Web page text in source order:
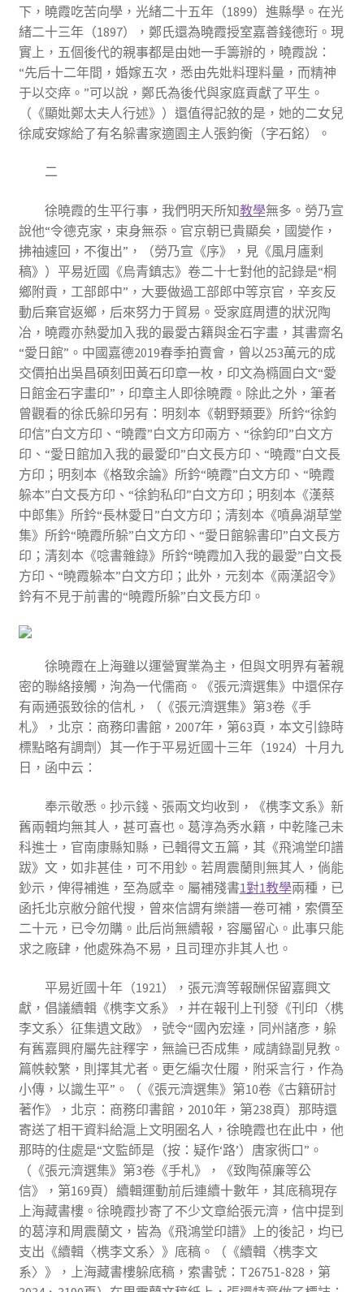
下，曉霞吃苦向學，光緒二十五年（1899）進縣學。在光
緒二十三年（1897），鄭氏還為曉霞授室嘉善錢德珩。現
實上，五個後代的親事都是由她一手籌辦的，曉霞說：
“先后十二年間，婚嫁五次，悉由先妣料理料量，而精神
于以交瘁。”可以說，鄭氏為後代與家庭貢獻了平生。
（《顯妣鄭太夫人行述》）還值得記敘的是，她的二女兒
徐咸安嫁給了有名躲書家適園主人張鈞衡（字石銘）。
二
徐曉霞的生平行事，我們明天所知教學無多。勞乃宣
說他“令德克家，束身無忝。官京朝已貴顯矣，國變作，
拂袖遽回，不復出”，（勞乃宣《序》，見《風月廬剩
稿》）平易近國《烏青鎮志》卷二十七對他的記錄是“桐
鄉附貢，工部郎中”，大要做過工部郎中等京官，辛亥反
動后棄官返鄉，后來努力于貿易。受家庭周遭的狀況陶
冶，曉霞亦熱愛加入我的最愛古籍與金石字畫，其書齋名
“愛日館”。中國嘉德2019春季拍賣會，曾以253萬元的成
交價拍出吳昌碩刻田黃石印章一枚，印文為橢圓白文“愛
日館金石字畫印”，印章主人即徐曉霞。除此之外，筆者
曾觀看的徐氏躲印另有：明刻本《朝野類要》所鈐“徐鈞
印信”白文方印、“曉霞”白文方印兩方、“徐鈞印”白文方
印、“愛日館加入我的最愛印”白文長方印、“曉霞”白文長
方印；明刻本《格致余論》所鈐“曉霞”白文方印、“曉霞
躲本”白文長方印、“徐鈞私印”白文方印；明刻本《漢蔡
中郎集》所鈐“長林愛日”白文方印；清刻本《噴鼻湖草堂
集》所鈐“曉霞所躲”白文方印、“愛日館躲書印”白文長方
印；清刻本《唸書雜錄》所鈐“曉霞加入我的最愛”白文長
方印、“曉霞躲本”白文方印；此外，元刻本《兩漢詔令》
鈐有不見于前書的“曉霞所躲”白文長方印。
徐曉霞在上海雖以運營實業為主，但與文明界有著親
密的聯絡接觸，洵為一代儒商。《張元濟選集》中還保存
有兩通張致徐的信札，（《張元濟選集》第3卷《手
札》，北京：商務印書館，2007年，第63頁，本文引錄時
標點略有調劑）其一作于平易近國十三年（1924）十月九
日，函中云：
奉示敬悉。抄示錢、張兩文均收到，《槜李文系》新
舊兩輯均無其人，甚可喜也。葛淳為秀水籍，中乾隆己未
科進士，官南康縣知縣，已輯得文五篇，其《飛鴻堂印譜
跋》文，如非甚佳，可不用鈔。若周震蘭則無其人，倘能
鈔示，俾得補進，至為感幸。屬補殘書1對1教學兩種，已
函托北京敝分館代搜，曾來信謂有樂譜一卷可補，索價至
二十元，已令勿購。此后尚無續報，容屬留心。此事只能
求之廠肆，他處殊為不易，且司理亦非其人也。
平易近國十年（1921），張元濟等報酬保留嘉興文
獻，倡議續輯《槜李文系》，并在報刊上刊發《刊印〈槜
李文系〉征集遺文啟》，號令“國內宏達，同州諸彥，躲
有舊嘉興府屬先註釋字，無論已否成集，咸請錄副見教。
篇帙較繁，則擇其尤者。更乞編次仕履，附采言行，作為
小傳，以識生平”。（《張元濟選集》第10卷《古籍研討
著作》，北京：商務印書館，2010年，第238頁）那時還
寄送了相干資料給滬上文明圈名人，徐曉霞也在此中，他
那時的住處是“文監師是（按：疑作‘路’）唐家衖口”。
（《張元濟選集》第3卷《手札》，《致陶葆廉等公
信》，第169頁）續輯運動前后連續十數年，其底稿現存
上海藏書樓。徐曉霞抄寄了不少文章給張元濟，信中提到
的葛淳和周震蘭文，皆為《飛鴻堂印譜》上的後記，均已
支出《續輯〈槜李文系〉》底稿。（《續輯〈槜李文
系〉》，上海藏書樓躲底稿，索書號：T26751-828，第